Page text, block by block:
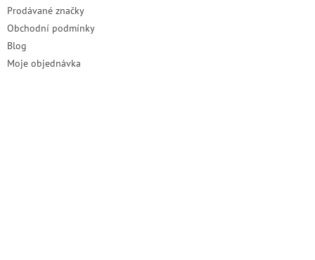
Prodávané značky
Obchodní podmínky
Blog
Moje objednávka